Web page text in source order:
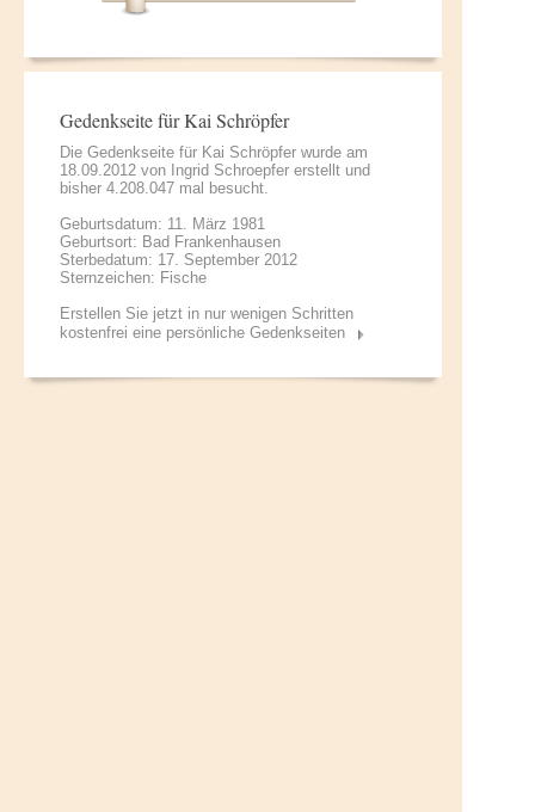
Gedenkseite für Kai Schröpfer
Die Gedenkseite für Kai Schröpfer wurde am
18.09.2012 von Ingrid Schroepfer erstellt und
bisher 4.208.047 mal besucht.
Geburtsdatum: 11. März 1981
Geburtsort: Bad Frankenhausen
Sterbedatum: 17. September 2012
Sternzeichen: Fische
Erstellen Sie jetzt in nur wenigen Schritten
kostenfrei eine persönliche Gedenkseiten